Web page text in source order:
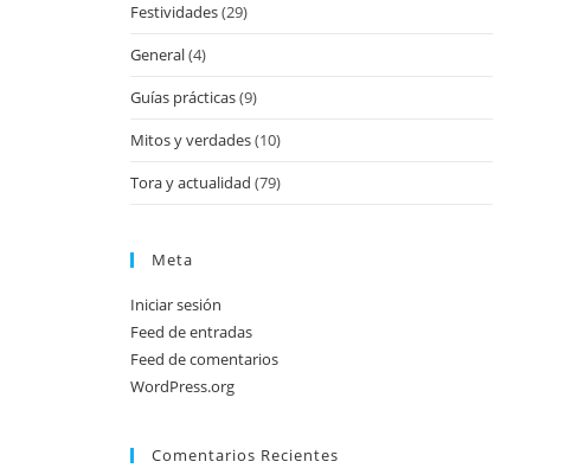
Festividades(29)
General(4)
Guías prácticas(9)
Mitos y verdades(10)
Tora y actualidad (79)
Meta
Iniciar sesión
Feed de entradas
Feed de comentarios
WordPress.org
Comentarios Recientes